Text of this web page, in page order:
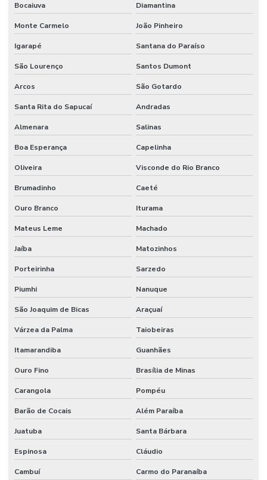
Manutenção Predial Comercial
Manutenção Predial De Edifícios Comerciais
Manutenção Predial De Estruturas
Manutenção Predial De Pequenas Obras
Manutenção Predial E Serviços Técnicos
Manutenção Predial Residencial
Manutenção Preditiva
Manutenção Preditiva Com Internet Das Coisas
Manutenção Preditiva Com Iot
Manutenção Preditiva De Equipamentos
Manutenção Preditiva E Iot
Manutenção Preditiva Para Indústria
Manutenção Preditiva Reduzindo Custos
Manutenção Preventiva
Manutenção preventiva
Manutenção Preventiva Com Certificação
Manutenção Preventiva De Edificações
Manutenção Preventiva De Equipamentos
Manutenção Preventiva De Máquinas
Bocaiuva Diamantina
Monte Carmelo João Pinheiro
Igarapé Santana do Paraíso
São Lourenço Santos Dumont
Arcos São Gotardo
Santa Rita do Sapucaí Andradas
Almenara Salinas
Boa Esperança Capelinha
Oliveira Visconde do Rio Branco
Brumadinho Caeté
Ouro Branco Iturama
Mateus Leme Machado
Jaíba Matozinhos
Porteirinha Sarzedo
Piumhi Nanuque
São Joaquim de Bicas Araçuaí
Várzea da Palma Taiobeiras
Itamarandiba Guanhães
Ouro Fino Brasília de Minas
Carangola Pompéu
Barão de Cocais Além Paraíba
Juatuba Santa Bárbara
Espinosa Cláudio
Cambuí Carmo do Paranaíba